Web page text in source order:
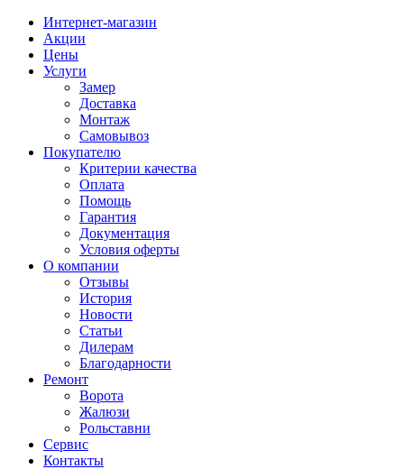
Интернет-магазин
Акции
Цены
Услуги
Замер
Доставка
Монтаж
Самовывоз
Покупателю
Критерии качества
Оплата
Помощь
Гарантия
Документация
Условия оферты
О компании
Отзывы
История
Новости
Статьи
Дилерам
Благодарности
Ремонт
Ворота
Жалюзи
Рольставни
Сервис
Контакты